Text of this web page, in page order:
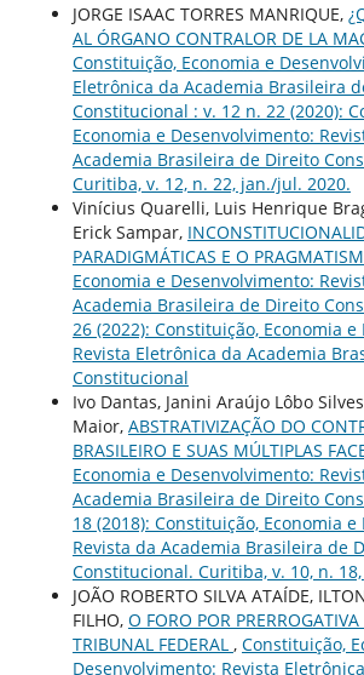
JORGE ISAAC TORRES MANRIQUE,
AL ÓRGANO CONTRALOR DE LA
Constituição, Economia e
Eletrônica da Academia Brasileira
Constitucional : v. 12 n. 22 (2020):
Economia e Desenvolvimento:
Academia Brasileira de Direito
Curitiba, v. 12, n. 22, jan./jul. 2020.
Vinícius Quarelli, Luis Henrique
Erick Sampar,
PARADIGMÁTICAS E O
Economia e Desenvolvimento:
Academia Brasileira de Direito
26 (2022): Constituição, Economia
Revista Eletrônica da Academia
Constitucional
Ivo Dantas, Janini Araújo Lôbo
Maior, ABSTRATIVIZAÇÃO DO
BRASILEIRO E SUAS MÚLTIPLAS
Economia e Desenvolvimento:
Academia Brasileira de Direito
18 (2018): Constituição, Economia
Revista da Academia Brasileira de
Constitucional. Curitiba, v. 10, n.
JOÃO ROBERTO SILVA ATAÍDE,
FILHO, O FORO POR
TRIBUNAL FEDERAL , Constituição,
Desenvolvimento: Revista